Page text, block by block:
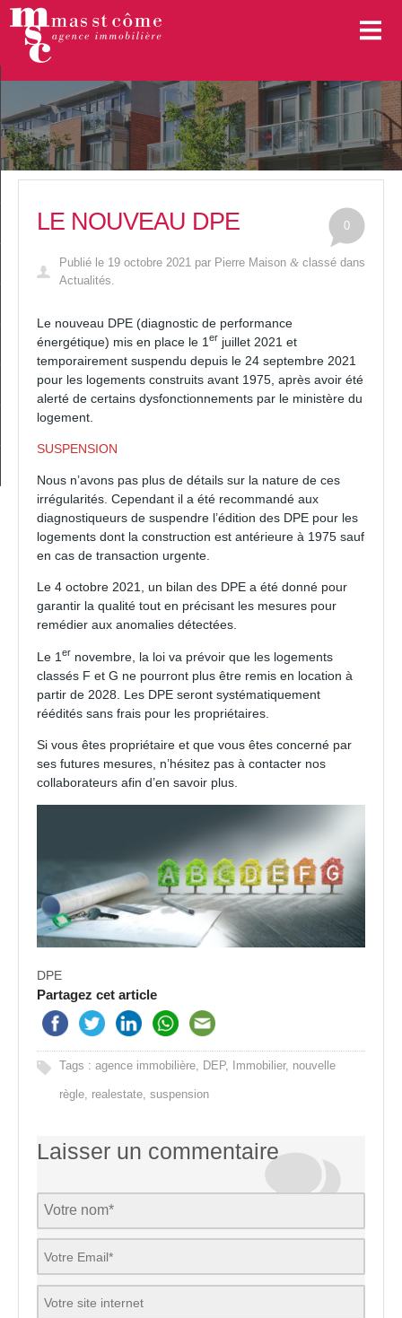
Mon compte
Ma sélection 0
Nos offres
Vendre un bien
Gérer un bien
Estimer votre bien
Visite virtuelle 3D
Alerte email
0
LE NOUVEAU DPE
Publié le 19 octobre 2021 par Pierre Maison & classé dans
Actualités.
Le nouveau DPE (diagnostic de performance
énergétique) mis en place le 1 er juillet 2021 et
temporairement suspendu depuis le 24 septembre 2021
pour les logements construits avant 1975, après avoir été
alerté de certains dysfonctionnements par le ministère du
logement.
SUSPENSION
Nous n’avons pas plus de détails sur la nature de ces
irrégularités. Cependant il a été recommandé aux
diagnostiqueurs de suspendre l’édition des DPE pour les
logements dont la construction est antérieure à 1975 sauf
en cas de transaction urgente.
Le 4 octobre 2021, un bilan des DPE a été donné pour
garantir la qualité tout en précisant les mesures pour
remédier aux anomalies détectées.
Le 1 er novembre, la loi va prévoir que les logements
classés F et G ne pourront plus être remis en location à
partir de 2028. Les DPE seront systématiquement
réédités sans frais pour les propriétaires.
Si vous êtes propriétaire et que vous êtes concerné par
ses futures mesures, n’hésitez pas à contacter nos
collaborateurs afin d’en savoir plus.
DPE
Partagez cet article
Tags : agence immobilière, DEP, Immobilier, nouvelle
règle, realestate, suspension
Laisser un commentaire